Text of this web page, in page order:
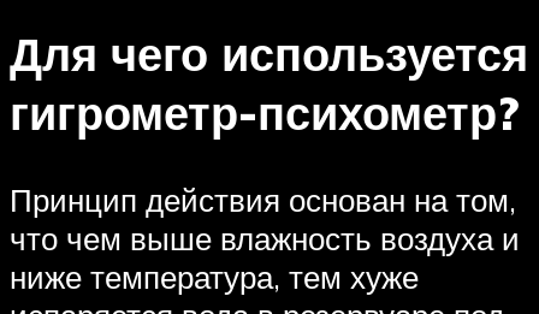
Для чего используется
гигрометр-психометр?
Принцип действия основан на том,
что чем выше влажность воздуха и
ниже температура, тем хуже